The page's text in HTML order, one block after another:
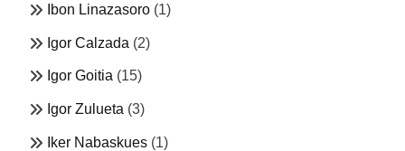
Ibon Linazasoro (1)
Igor Calzada (2)
Igor Goitia (15)
Igor Zulueta (3)
Iker Nabaskues (1)